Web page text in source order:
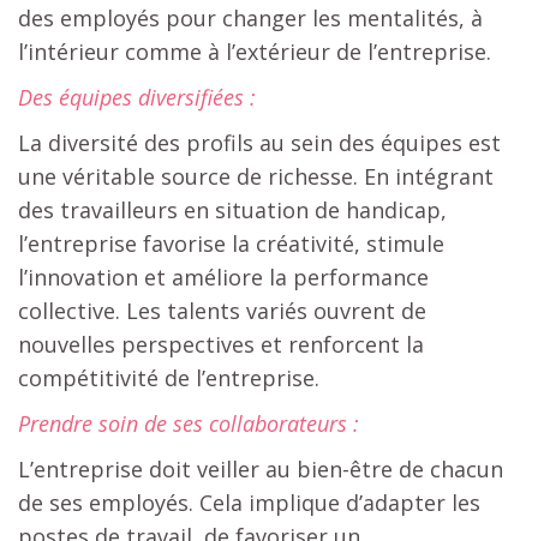
des employés pour changer les mentalités, à
l’intérieur comme à l’extérieur de l’entreprise.
Des équipes diversifiées :
La diversité des profils au sein des équipes est
une véritable source de richesse. En intégrant
des travailleurs en situation de handicap,
l’entreprise favorise la créativité, stimule
l’innovation et améliore la performance
collective. Les talents variés ouvrent de
nouvelles perspectives et renforcent la
compétitivité de l’entreprise.
Prendre soin de ses collaborateurs :
L’entreprise doit veiller au bien-être de chacun
de ses employés. Cela implique d’adapter les